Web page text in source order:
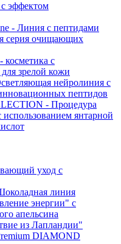
эффектом
- Линия с пептидами
серия очищающих
косметика с
зрелой кожи
нейролиния с
пептидов
- Процедура
использованием янтарной
уход с
линия
энергии" с
апельсина
из Лапландии"
DIAMOND